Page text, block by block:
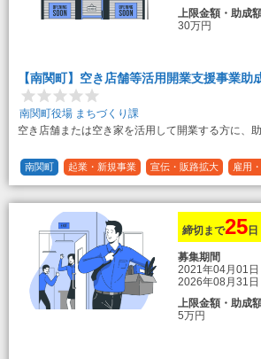
上限金額・助成
30万円
【南関町】空き店舗等活用開業支援事業助
南関町役場 まちづくり課
空き店舗または空き家を活用して開業する方に、
南関町 起業・新規事業 宣伝・販路拡大 雇用
運転資金
連携（地域活性化） ～30万円 1/3
締切まで25 日
募集期間
2021年04月01日
2026年08月31日
上限金額・助成
5万円